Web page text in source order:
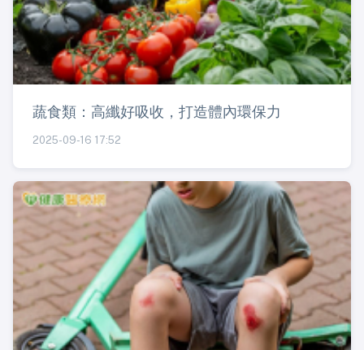
蔬食類：高纖好吸收，打造體內環保力
2025-09-16 17:52